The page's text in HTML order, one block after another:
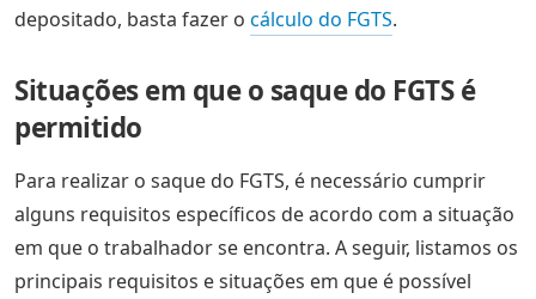
depositado, basta fazer o cálculo do FGTS.
Situações em que o saque do FGTS é
permitido
Para realizar o saque do FGTS, é necessário cumprir
alguns requisitos específicos de acordo com a situação
em que o trabalhador se encontra. A seguir, listamos os
principais requisitos e situações em que é possível